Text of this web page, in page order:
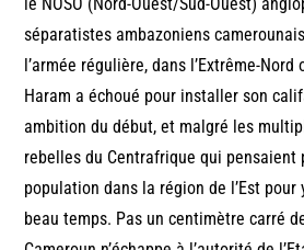
séparatistes ambazoniens
l’armée régulière, dans l’Extrême-
Haram a échoué pour installer son
ambition du début, et malgré les
rebelles du Centrafrique qui pensaient
population dans la région de l’Est
beau temps. Pas un centimètre carré